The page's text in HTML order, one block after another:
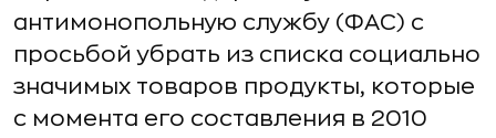
антимонопольную службу (ФАС) с
просьбой убрать из списка социально
значимых товаров продукты, которые
с момента его составления в 2010